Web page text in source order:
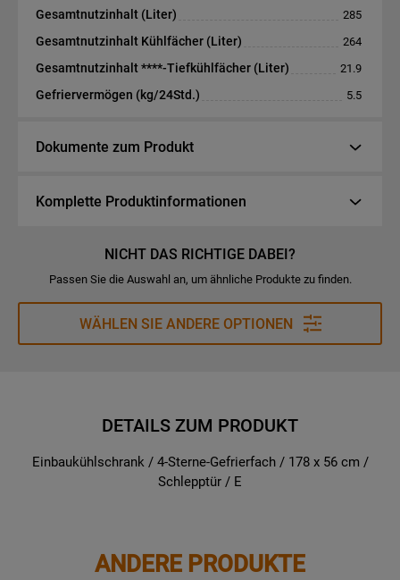
Gesamtnutzinhalt (Liter) 285
Gesamtnutzinhalt Kühlfächer (Liter) 264
Gesamtnutzinhalt ****-Tiefkühlfächer (Liter) 21.9
Gefriervermögen (kg/24Std.) 5.5
Dokumente zum Produkt
Komplette Produktinformationen
NICHT DAS RICHTIGE DABEI?
Passen Sie die Auswahl an, um ähnliche Produkte zu finden.
WÄHLEN SIE ANDERE OPTIONEN
DETAILS ZUM PRODUKT
Einbaukühlschrank / 4-Sterne-Gefrierfach / 178 x 56 cm /
Schlepptür / E
ANDERE PRODUKTE